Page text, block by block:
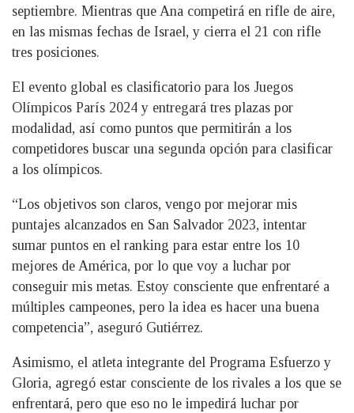
septiembre. Mientras que Ana competirá en rifle de aire,
en las mismas fechas de Israel, y cierra el 21 con rifle
tres posiciones.
El evento global es clasificatorio para los Juegos
Olímpicos París 2024 y entregará tres plazas por
modalidad, así como puntos que permitirán a los
competidores buscar una segunda opción para clasificar
a los olímpicos.
“Los objetivos son claros, vengo por mejorar mis
puntajes alcanzados en San Salvador 2023, intentar
sumar puntos en el ranking para estar entre los 10
mejores de América, por lo que voy a luchar por
conseguir mis metas. Estoy consciente que enfrentaré a
múltiples campeones, pero la idea es hacer una buena
competencia”, aseguró Gutiérrez.
Asimismo, el atleta integrante del Programa Esfuerzo y
Gloria, agregó estar consciente de los rivales a los que se
enfrentará, pero que eso no le impedirá luchar por